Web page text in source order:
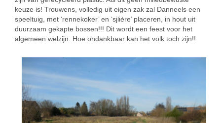
keuze is! Trouwens, volledig uit eigen zak zal Danneels een
speeltuig, met ‘rennekoker’ en ‘sjlière’ placeren, in hout uit
duurzaam gekapte bossen!!! Dit wordt een feest voor het
algemeen welzijn. Hoe ondankbaar kan het volk toch zijn!!